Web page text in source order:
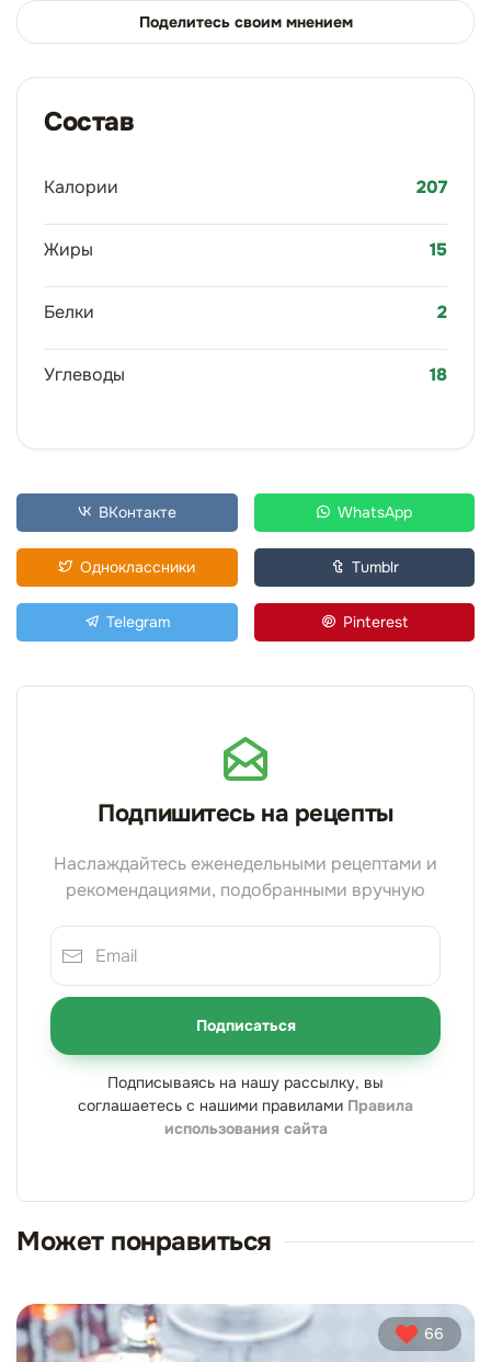
Поделитесь своим мнением
Состав
Калории 207
Жиры 15
Белки 2
Углеводы 18
ВКонтакте WhatsApp
Одноклассники Tumblr
Telegram Pinterest
Подпишитесь на рецепты
Наслаждайтесь еженедельными рецептами и
рекомендациями, подобранными вручную
Подписаться
Подписываясь на нашу рассылку, вы
соглашаетесь с нашими правилами Правила
использования сайта
Может понравиться
66